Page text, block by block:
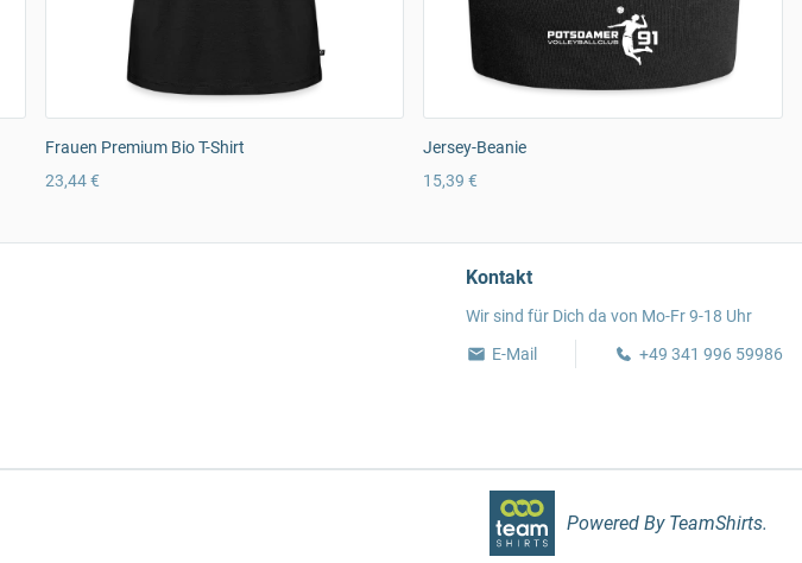
Frauen Premium Bio T-Shirt
23,44 €
Jersey-Beanie
15,39 €
Kontakt
Wir sind für Dich da von Mo-Fr 9-18 Uhr
E-Mail
+49 341 996 59986
Powered By TeamShirts.